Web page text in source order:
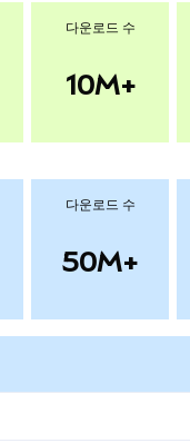
다운로드 수
10M+
다운로드 수
50M+